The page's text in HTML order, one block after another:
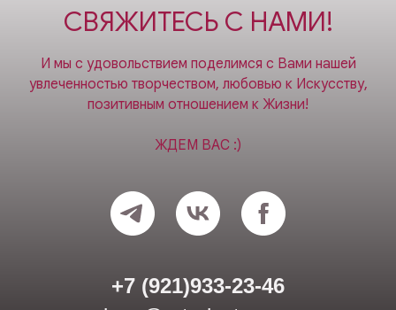
СВЯЖИТЕСЬ С НАМИ!
И мы с удовольствием поделимся с Вами нашей
увлеченностью творчеством, любовью к Искусству,
позитивным отношением к Жизни!
ЖДЕМ ВАС :)
+7 (921)933-23-46